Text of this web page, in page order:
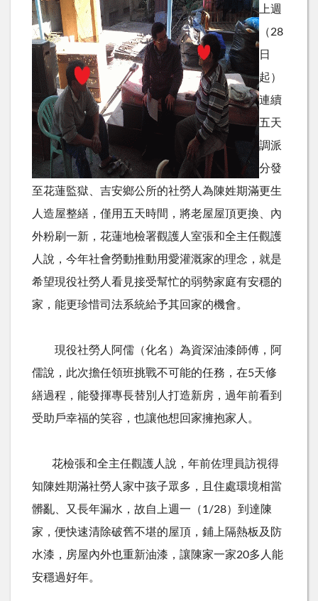
上週
（28
日
起）
連續
五天
調派
分發
至花蓮監獄、吉安鄉公所的社勞人為陳姓期滿更生
人造屋整繕，僅用五天時間，將老屋屋頂更換、內
外粉刷一新，花蓮地檢署觀護人室張和全主任觀護
人說，今年社會勞動推動用愛灌溉家的理念，就是
希望現役社勞人看見接受幫忙的弱勢家庭有安穩的
家，能更珍惜司法系統給予其回家的機會。
現役社勞人阿儒（化名）為資深油漆師傅，阿
儒說，此次擔任領班挑戰不可能的任務，在5天修
繕過程，能發揮專長替別人打造新房，過年前看到
受助戶幸福的笑容，也讓他想回家擁抱家人。
花檢張和全主任觀護人說，年前佐理員訪視得
知陳姓期滿社勞人家中孩子眾多，且住處環境相當
髒亂、又長年漏水，故自上週一（1/28）到達陳
家，便快速清除破舊不堪的屋頂，鋪上隔熱板及防
水漆，房屋內外也重新油漆，讓陳家一家20多人能
安穩過好年。